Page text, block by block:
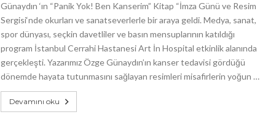
Günaydın ‘ın “Panik Yok! Ben Kanserim” Kitap “İmza Günü ve Resim
Sergisi‘nde okurları ve sanatseverlerle bir araya geldi. Medya, sanat,
spor dünyası, seçkin davetliler ve basın mensuplarının katıldığı
program İstanbul Cerrahi Hastanesi Art İn Hospital etkinlik alanında
gerçekleşti. Yazarımız Özge Günaydın’ın kanser tedavisi gördüğü
dönemde hayata tutunmasını sağlayan resimleri misafirlerin yoğun …
Devamını oku